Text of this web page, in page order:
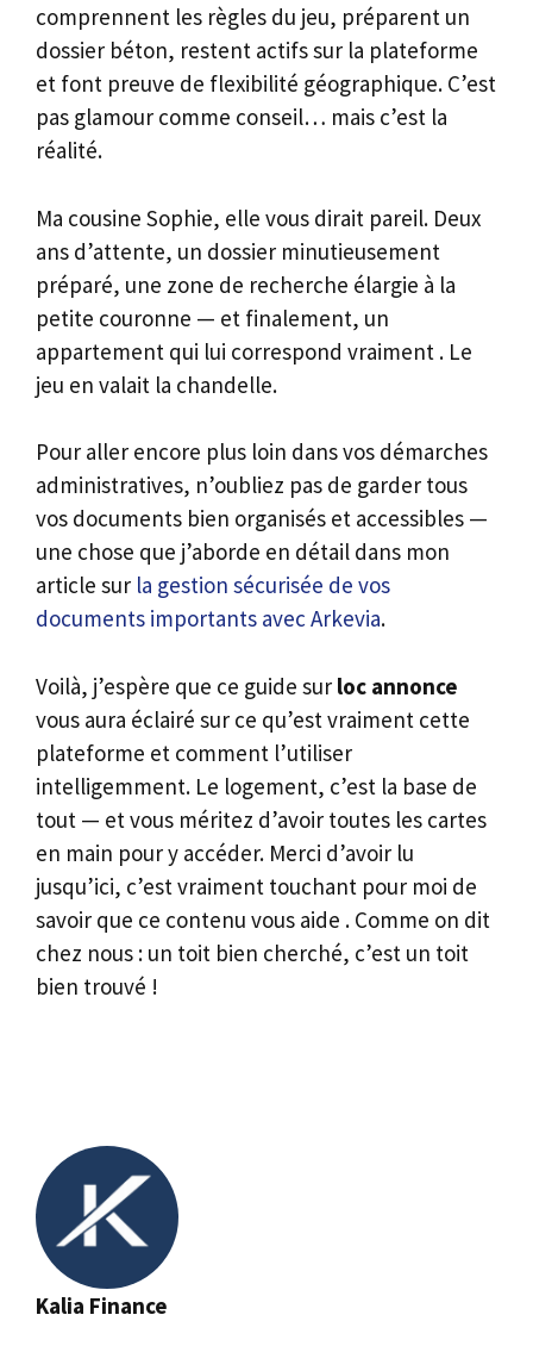
comprennent les règles du jeu, préparent un
dossier béton, restent actifs sur la plateforme
et font preuve de flexibilité géographique. C’est
pas glamour comme conseil… mais c’est la
réalité.
Ma cousine Sophie, elle vous dirait pareil. Deux
ans d’attente, un dossier minutieusement
préparé, une zone de recherche élargie à la
petite couronne — et finalement, un
appartement qui lui correspond vraiment . Le
jeu en valait la chandelle.
Pour aller encore plus loin dans vos démarches
administratives, n’oubliez pas de garder tous
vos documents bien organisés et accessibles —
une chose que j’aborde en détail dans mon
article sur la gestion sécurisée de vos
documents importants avec Arkevia.
Voilà, j’espère que ce guide sur loc annonce
vous aura éclairé sur ce qu’est vraiment cette
plateforme et comment l’utiliser
intelligemment. Le logement, c’est la base de
tout — et vous méritez d’avoir toutes les cartes
en main pour y accéder. Merci d’avoir lu
jusqu’ici, c’est vraiment touchant pour moi de
savoir que ce contenu vous aide . Comme on dit
chez nous : un toit bien cherché, c’est un toit
bien trouvé !
Kalia Finance